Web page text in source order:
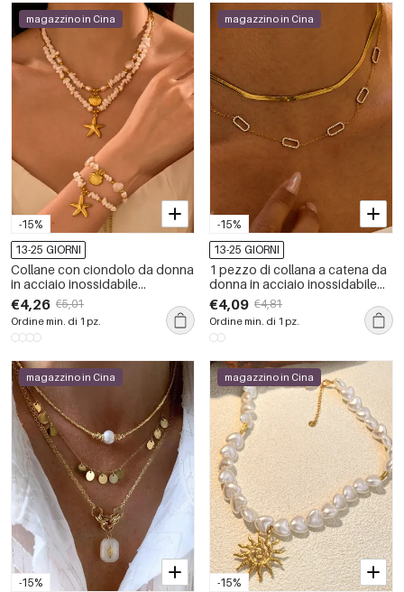
-15%
magazzino in Cina
13-25 GIORNI
Collane con ciondolo da donna
in acciaio inossidabile
geometrico color oro,
impermeabili e adatte alle
vacanze
€4,26 €5,01
Ordine min. di 1 pz.
-15%
magazzino in Cina
13-25 GIORNI
1 pezzo di collana a catena da
donna in acciaio inossidabile
impermeabile con motivo
geometrico casual color oro
€4,09 €4,81
Ordine min. di 1 pz.
-15%
magazzino in Cina
-15%
magazzino in Cina